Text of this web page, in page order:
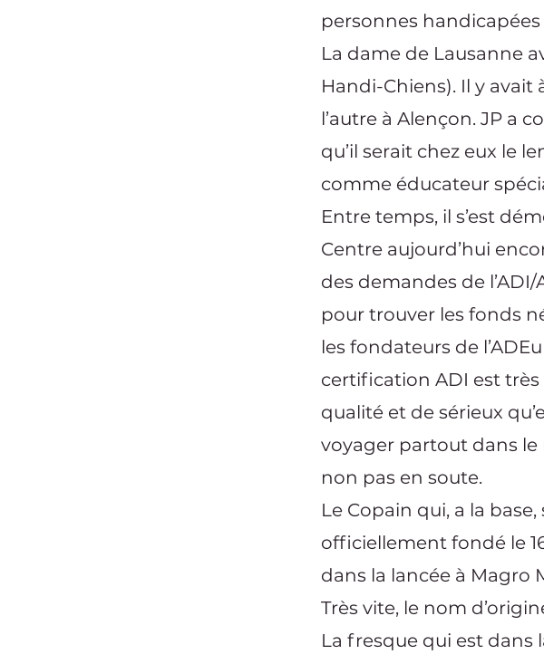
personnes handicapées
La dame de Lausanne
Handi-Chiens). Il y avait
l’autre à Alençon. JP a
qu’il serait chez eux le
comme éducateur
Entre temps, il s’est
Centre aujourd’hui
des demandes de
pour trouver les fonds
les fondateurs de
certification ADI est
qualité et de sérieux
voyager partout dans le
non pas en soute.
Le Copain qui, a la
officiellement fondé le
dans la lancée à Magro
Très vite, le nom
La fresque qui est dans